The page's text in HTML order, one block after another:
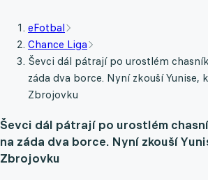
eFotbal
Chance Liga
Ševci dál pátrají po urostlém
záda dva borce. Nyní zkouší Yunise,
Zbrojovku
Ševci dál pátrají po urostlém
na záda dva borce. Nyní zkouší
Zbrojovku